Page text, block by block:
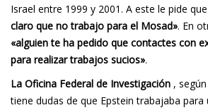
Israel entre 1999 y 2001. A este le pide
claro que no trabajo para el Mosad». En
«alguien te ha pedido que contactes con
para realizar trabajos sucios».
La Oficina Federal de Investigación ,
tiene dudas de que Epstein trabajaba para